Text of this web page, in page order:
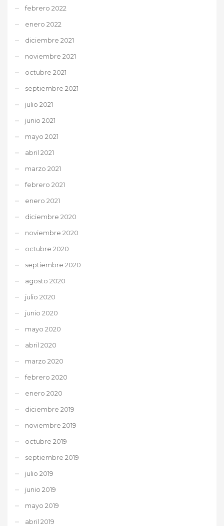
febrero 2022
enero 2022
diciembre 2021
noviembre 2021
octubre 2021
septiembre 2021
julio 2021
junio 2021
mayo 2021
abril 2021
marzo 2021
febrero 2021
enero 2021
diciembre 2020
noviembre 2020
octubre 2020
septiembre 2020
agosto 2020
julio 2020
junio 2020
mayo 2020
abril 2020
marzo 2020
febrero 2020
enero 2020
diciembre 2019
noviembre 2019
octubre 2019
septiembre 2019
julio 2019
junio 2019
mayo 2019
abril 2019